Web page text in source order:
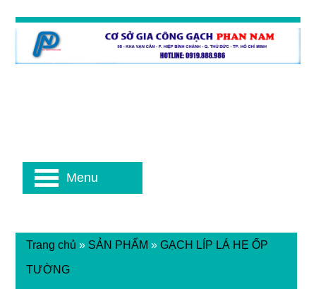
Trang chủ » SẢN PHẨM » GẠCH LÍP LÁ HẸ ỐP
TƯỜNG
Menu